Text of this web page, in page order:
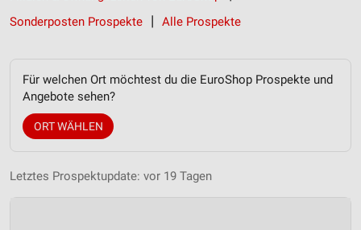
Sonderposten Prospekte
Alle Prospekte
Für welchen Ort möchtest du die EuroShop Prospekte und
Angebote sehen?
ORT WÄHLEN
Letztes Prospektupdate: vor 19 Tagen